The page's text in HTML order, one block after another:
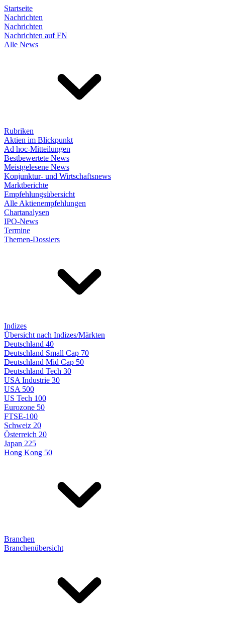
Startseite
Nachrichten
Nachrichten
Nachrichten auf FN
Alle News
Rubriken
Aktien im Blickpunkt
Ad hoc-Mitteilungen
Bestbewertete News
Meistgelesene News
Konjunktur- und Wirtschaftsnews
Marktberichte
Empfehlungsübersicht
Alle Aktienempfehlungen
Chartanalysen
IPO-News
Termine
Themen-Dossiers
Indizes
Übersicht nach Indizes/Märkten
Deutschland 40
Deutschland Small Cap 70
Deutschland Mid Cap 50
Deutschland Tech 30
USA Industrie 30
USA 500
US Tech 100
Eurozone 50
FTSE-100
Schweiz 20
Österreich 20
Japan 225
Hong Kong 50
Branchen
Branchenübersicht